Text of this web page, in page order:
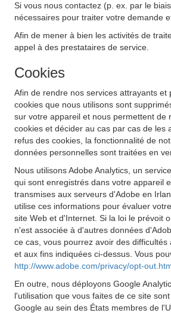
Si vous nous contactez (p. ex. par le
nécessaires pour traiter votre demande
Afin de mener à bien les activités de
appel à des prestataires de service.
Cookies
Afin de rendre nos services attrayants et
cookies que nous utilisons sont
sur votre appareil et nous permettent de
cookies et décider au cas par cas de les
refus des cookies, la fonctionnalité de
données personnelles sont traitées en
Nous utilisons Adobe Analytics, un
qui sont enregistrés dans votre appareil
transmises aux serveurs d'Adobe en
utilise ces informations pour évaluer
site Web et d'Internet. Si la loi le prévoit
n'est associée à d'autres données
ce cas, vous pourrez avoir des
et aux fins indiquées ci-dessus. Vous
http://www.adobe.com/privacy/opt-
En outre, nous déployons Google
l'utilisation que vous faites de ce site
Google au sein des États membres de